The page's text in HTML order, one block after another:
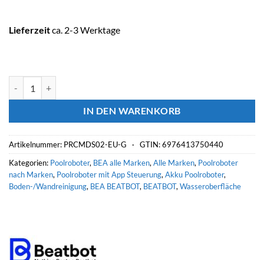
Lieferzeitca. 2-3 Werktage
IN DEN WARENKORB
Artikelnummer: PRCMDS02-EU-G · GTIN: 6976413750440
Kategorien: Poolroboter, BEA alle Marken, Alle Marken, Poolroboter
nach Marken, Poolroboter mit App Steuerung, Akku Poolroboter,
Boden-/Wandreinigung, BEA BEATBOT, BEATBOT, Wasseroberfläche